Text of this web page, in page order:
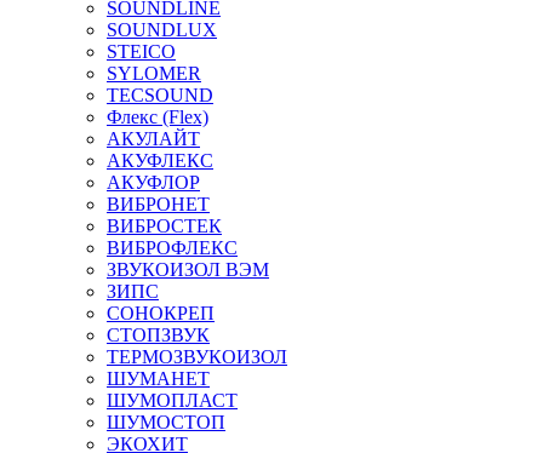
SOUNDLINE
SOUNDLUX
STEICO
SYLOMER
TECSOUND
Флекс (Flex)
АКУЛАЙТ
АКУФЛЕКС
АКУФЛОР
ВИБРОНЕТ
ВИБРОСТЕК
ВИБРОФЛЕКС
ЗВУКОИЗОЛ ВЭМ
ЗИПС
СОНОКРЕП
СТОПЗВУК
ТЕРМОЗВУКОИЗОЛ
ШУМАНЕТ
ШУМОПЛАСТ
ШУМОСТОП
ЭКОХИТ